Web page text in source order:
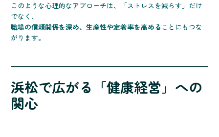
このような心理的なアプローチは、「ストレスを減らす」だけ
でなく、
職場の信頼関係を深め、生産性や定着率を高める ことにもつな
がります。
浜松で広がる「健康経営」への
関心